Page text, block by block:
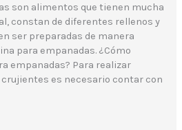
son alimentos que tienen mucha
constan de diferentes rellenos y
ser preparadas de manera
para empanadas. ¿Cómo
empanadas? Para realizar
es necesario contar con